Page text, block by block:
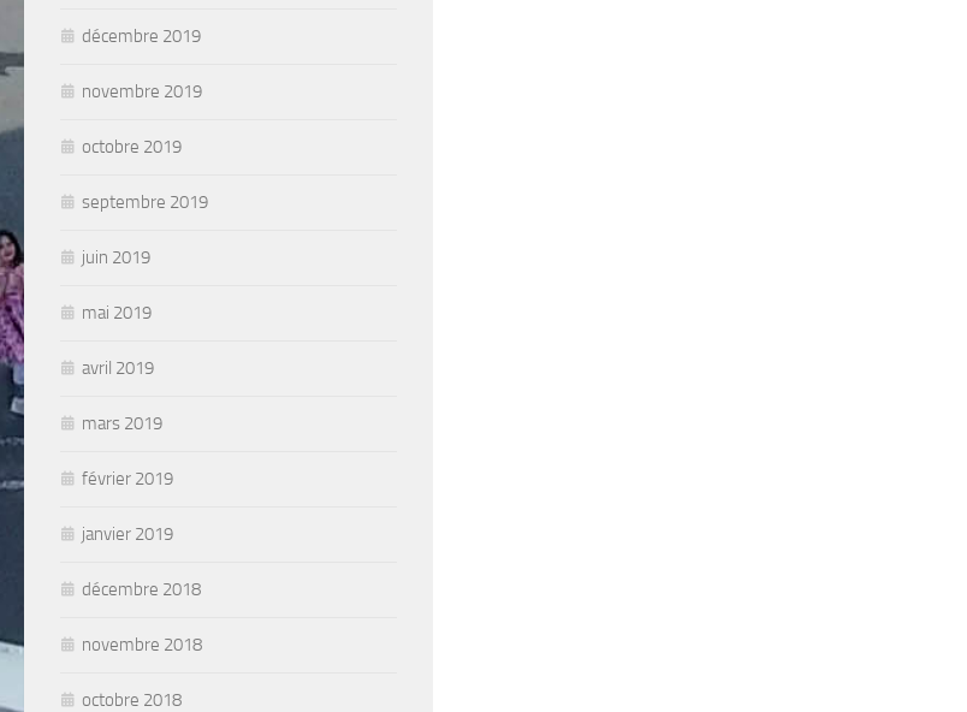
décembre 2019
novembre 2019
octobre 2019
septembre 2019
juin 2019
mai 2019
avril 2019
mars 2019
février 2019
janvier 2019
décembre 2018
novembre 2018
octobre 2018